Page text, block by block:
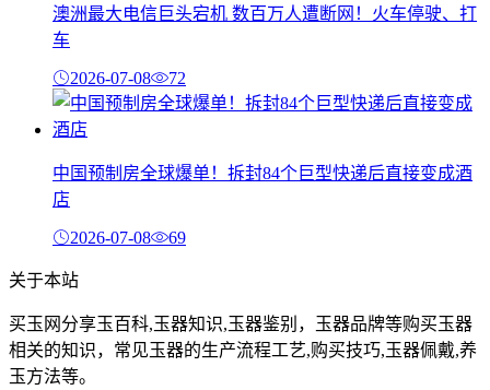
澳洲最大电信巨头宕机 数百万人遭断网！火车停驶、打
车
2026-07-08 72
中国预制房全球爆单！拆封84个巨型快递后直接变成酒
店
2026-07-08 69
关于本站
买玉网分享玉百科,玉器知识,玉器鉴别，玉器品牌等购买玉器
相关的知识，常见玉器的生产流程工艺,购买技巧,玉器佩戴,养
玉方法等。